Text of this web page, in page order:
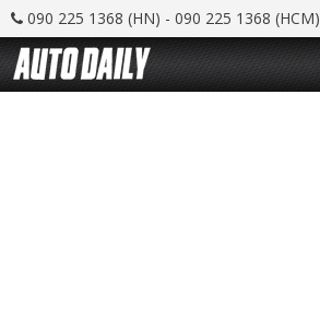
090 225 1368 (HN) - 090 225 1368 (HCM)